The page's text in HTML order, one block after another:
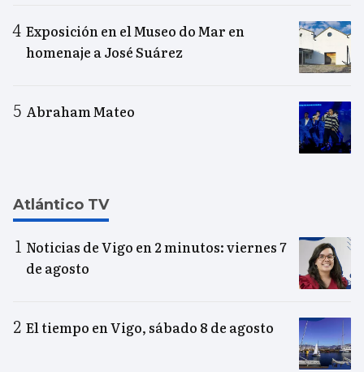
Exposición en el Museo do Mar en
homenaje a José Suárez
Abraham Mateo
Atlántico TV
Noticias de Vigo en 2 minutos: viernes 7
de agosto
El tiempo en Vigo, sábado 8 de agosto